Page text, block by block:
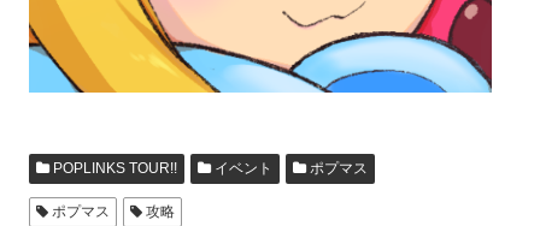
POPLINKS TOUR!! イベント ポプマス
ポプマス 攻略